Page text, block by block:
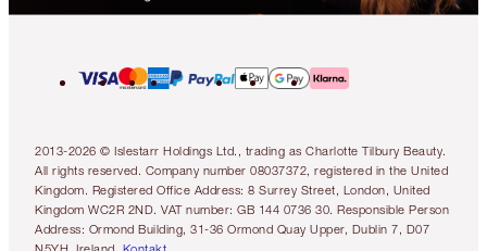
2013-2026 © Islestarr Holdings Ltd., trading as Charlotte Tilbury Beauty.
All rights reserved. Company number 08037372, registered in the United
Kingdom. Registered Office Address: 8 Surrey Street, London, United
Kingdom WC2R 2ND. VAT number: GB 144 0736 30. Responsible Person
Address: Ormond Building, 31-36 Ormond Quay Upper, Dublin 7, D07